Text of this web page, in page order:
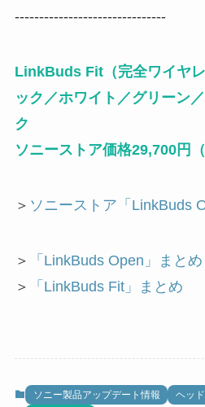
-------------------------------
LinkBuds Fit（完全ワイヤ
ック／ホワイト／グリーン
ク
ソニーストア価格29,700円（
＞ ソニーストア「LinkBuds
＞
「LinkBuds Open」まとめ
＞
「LinkBuds Fit」まとめ
ソニー製品アップデート情報
ヘッ